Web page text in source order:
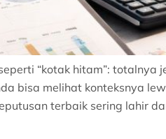
“kotak hitam”:
bisa melihat konteksnya
terbaik sering lahir